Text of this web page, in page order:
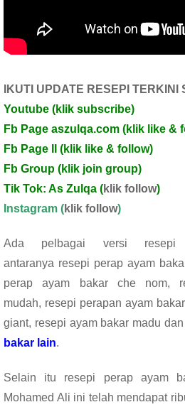
IKUTI UPDATE RESEPI
Youtube (klik subscribe)
Fb Page aszulqa.com (klik like &
Fb Page II (klik like & follow)
Fb Group (klik join group)
Tik Tok: As Zulqa (klik follow)
Instagram (klik follow)
Ada pelbagai versi resepi
antaranya resepi perap ayam
perap ayam bakar che nom,
mudah, resepi perapan ayam
giant, resepi ayam bakar madu
bakar lain.
Selain itu resepi perap ayam
Mohamed Ali ini telah mendapat